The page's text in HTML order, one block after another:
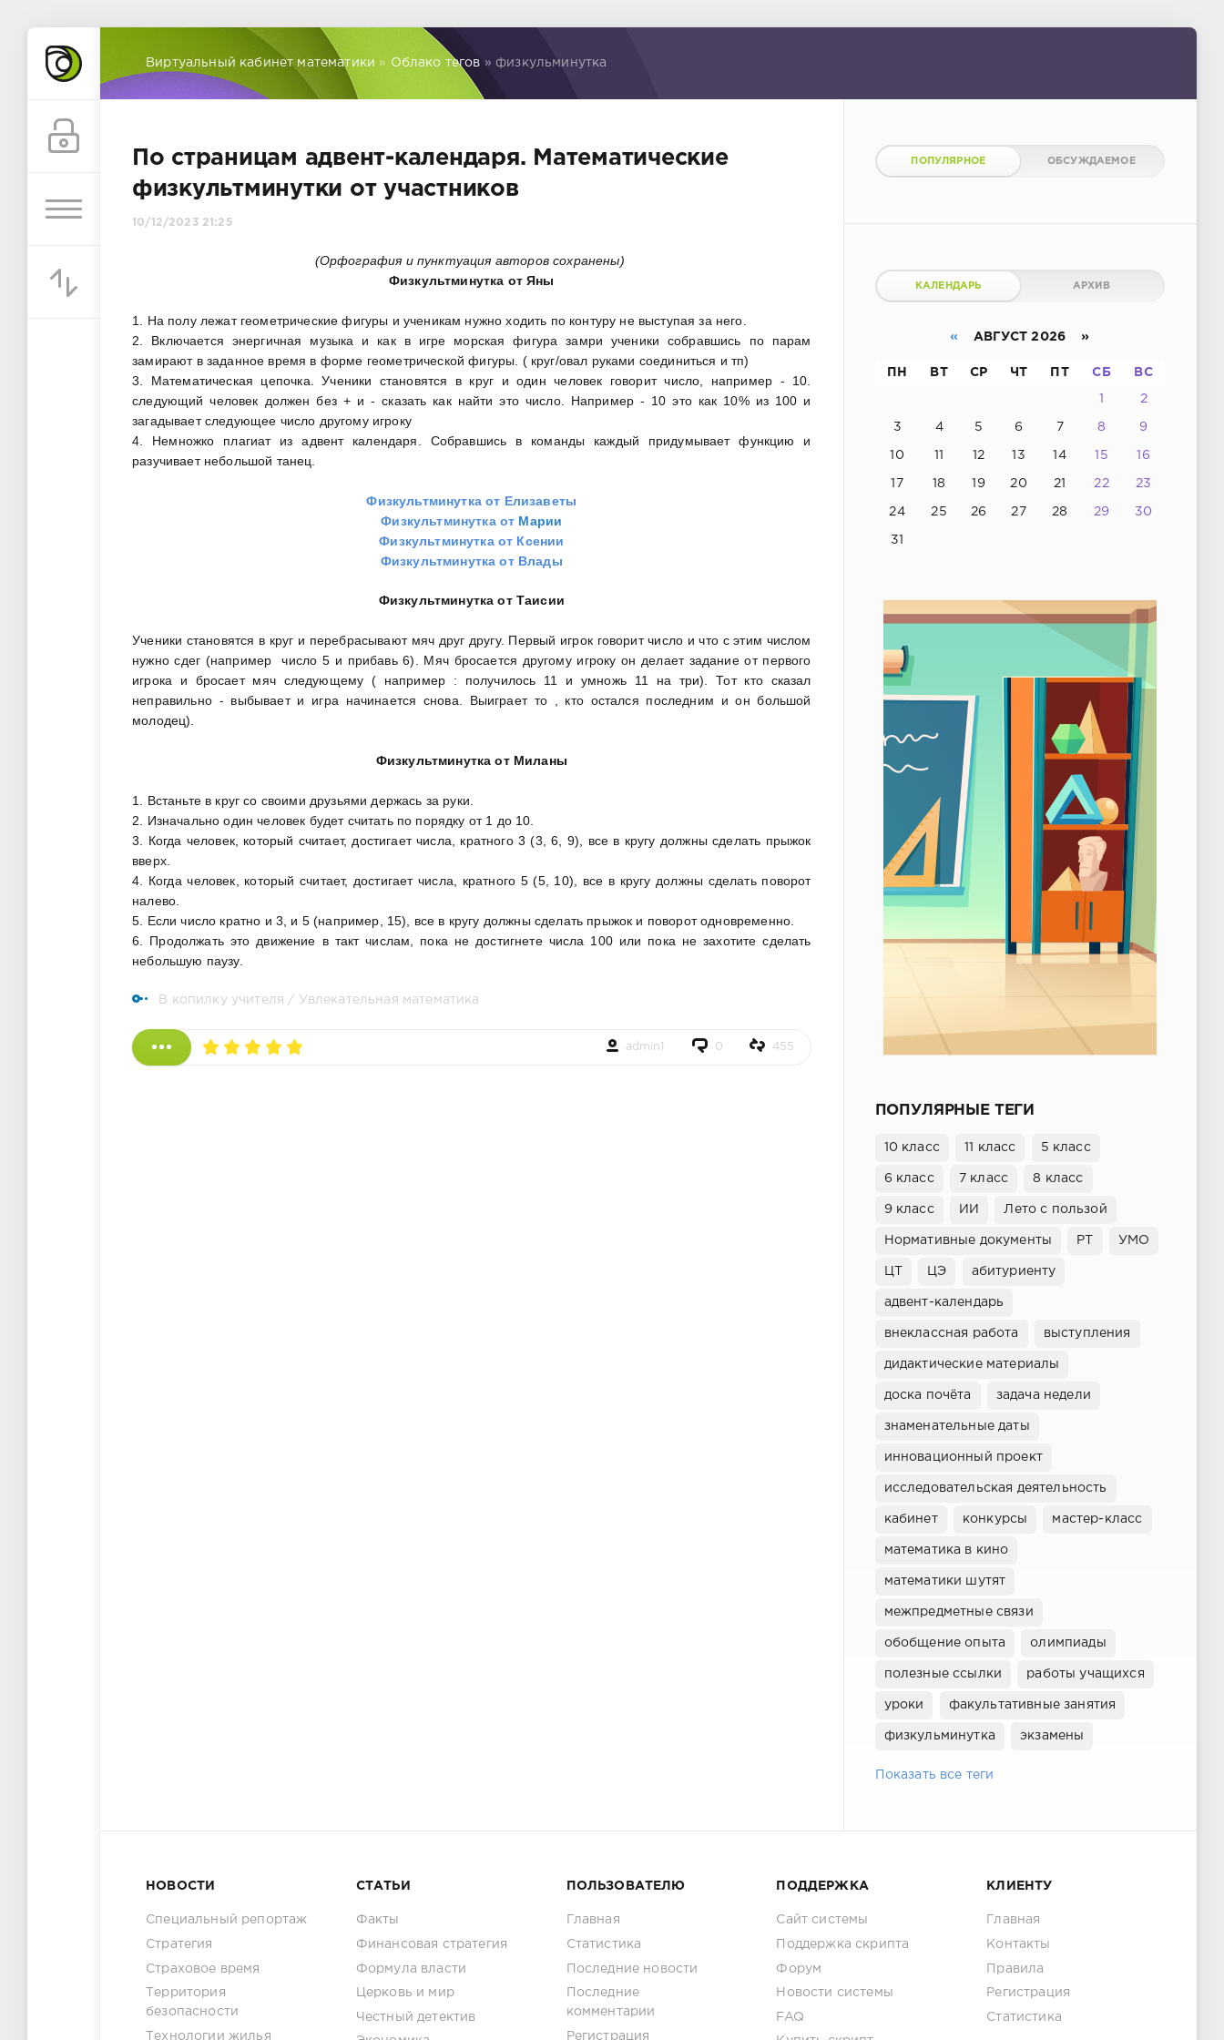
Виртуальный кабинет математики » Облако тегов » физкульминутка
По страницам адвент-календаря. Математические
физкультминутки от участников
10/12/2023 21:25
(Орфография и пунктуация авторовсохранены)
Физкультминутка от Яны
1. На полу лежат геометрические фигуры и ученикам нужно ходить по контуру не выступая за него.
2. Включается энергичная музыка и как в игре морская фигура замри ученики собравшись по парам
замирают в заданное время в форме геометрической фигуры. ( круг/овал руками соединиться и тп)
3. Математическая цепочка. Ученики становятся в круг и один человек говорит число, например - 10.
следующий человек должен без + и - сказать как найти это число. Например - 10 это как 10% из 100 и
загадывает следующее число другому игроку
4. Немножко плагиат из адвент календаря. Собравшись в команды каждый придумывает функцию и
разучивает небольшой танец.
Физкультминутка от Елизаветы
Физкультминутка от Марии
Физкультминутка от Ксении
Физкультминутка от Влады
Физкультминутка от Таисии
Ученики становятся в круг и перебрасывают мяч друг другу. Первый игрок говорит число и что с этим числом
нужно сдег (например число 5 и прибавь 6). Мяч бросается другому игроку он делает задание от первого
игрока и бросает мяч следующему ( например : получилось 11 и умножь 11 на три). Тот кто сказал
неправильно - выбывает и игра начинается снова. Выиграет то , кто остался последним и он большой
молодец).
Физкультминутка от Миланы
1. Встаньте в круг со своими друзьями держась за руки.
2. Изначально один человек будет считать по порядку от 1 до 10.
3. Когда человек, который считает, достигает числа, кратного 3 (3, 6, 9), все в кругу должны сделать прыжок
вверх.
4. Когда человек, который считает, достигает числа, кратного 5 (5, 10), все в кругу должны сделать поворот
налево.
5. Если число кратно и 3, и 5 (например, 15), все в кругу должны сделать прыжок и поворот одновременно.
6. Продолжать это движение в такт числам, пока не достигнете числа 100 или пока не захотите сделать
небольшую паузу.
В копилку учителя / Увлекательная математика
admin1 0 455
ПОПУЛЯРНОЕ ОБСУЖДАЕМОЕ
КАЛЕНДАРЬ АРХИВ
« АВГУСТ 2026 »
ПН ВТ СР ЧТ ПТ СБ ВС
1 2
3 4 5 6 7 8 9
10 11 12 13 14 15 16
17 18 19 20 21 22 23
24 25 26 27 28 29 30
31
ПОПУЛЯРНЫЕ ТЕГИ
10 класс 11 класс 5 класс
6 класс 7 класс 8 класс
9 класс ИИ Лето с пользой
Нормативные документы РТ УМО
ЦЭ абитуриенту
адвент-календарь
внеклассная работа выступления
дидактические материалы
доска почёта задача недели
знаменательные даты
инновационный проект
исследовательская деятельность
кабинет конкурсы мастер-класс
математика в кино
математики шутят
межпредметные связи
обобщение опыта олимпиады
полезные ссылки работы учащихся
уроки факультативные занятия
физкульминутка экзамены
Показать все теги
НОВОСТИ
Специальный репортаж
Стратегия
Страховое время
Территория
безопасности
Технологии жилья
СТАТЬИ
Факты
Финансовая стратегия
Формула власти
Церковь и мир
Честный детектив
ПОЛЬЗОВАТЕЛЮ
Главная
Статистика
Последние новости
Последние
комментарии
Регистрация
ПОДДЕРЖКА
Сайт системы
Поддержка скрипта
Форум
Новости системы
FAQ
КЛИЕНТУ
Главная
Контакты
Правила
Регистрация
Статистика